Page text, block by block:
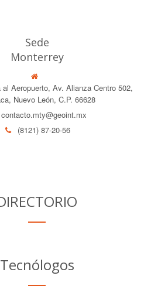
Sede
Monterrey
Aeropuerto, Av. Alianza Centro 502,
Nuevo León, C.P. 66628
contacto.mty@geoint.mx
(8121) 87-20-56
Tecnólogos